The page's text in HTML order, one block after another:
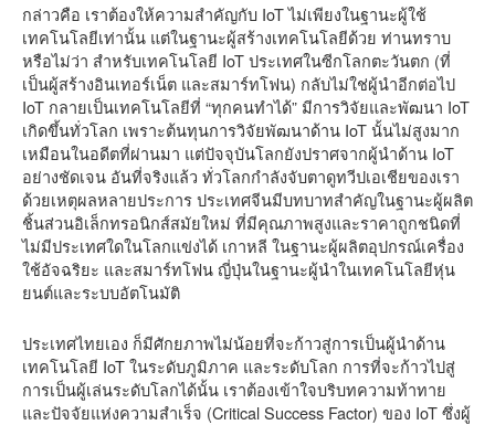
กล่าวคือ เราต้องให้ความสำคัญกับ IoT ไม่เพียงในฐานะผู้ใช้
เทคโนโลยีเท่านั้น แต่ในฐานะผู้สร้างเทคโนโลยีด้วย ท่านทราบ
หรือไม่ว่า สำหรับเทคโนโลยี IoT ประเทศในซีกโลกตะวันตก (ที่
เป็นผู้สร้างอินเทอร์เน็ต และสมาร์ทโฟน) กลับไม่ใช่ผู้นำอีกต่อไป
IoT กลายเป็นเทคโนโลยีที่ “ทุกคนทำได้” มีการวิจัยและพัฒนา IoT
เกิดขึ้นทั่วโลก เพราะต้นทุนการวิจัยพัฒนาด้าน IoT นั้นไม่สูงมาก
เหมือนในอดีตที่ผ่านมา แต่ปัจจุบันโลกยังปราศจากผู้นำด้าน IoT
อย่างชัดเจน อันที่จริงแล้ว ทั่วโลกกำลังจับตาดูทวีปเอเชียของเรา
ด้วยเหตุผลหลายประการ ประเทศจีนมีบทบาทสำคัญในฐานะผู้ผลิต
ชิ้นส่วนอิเล็กทรอนิกส์สมัยใหม่ ที่มีคุณภาพสูงและราคาถูกชนิดที่
ไม่มีประเทศใดในโลกแข่งได้ เกาหลี ในฐานะผู้ผลิตอุปกรณ์เครื่อง
ใช้อัจฉริยะ และสมาร์ทโฟน ญี่ปุ่นในฐานะผู้นำในเทคโนโลยีหุ่น
ยนต์และระบบอัตโนมัติ
ประเทศไทยเอง ก็มีศักยภาพไม่น้อยที่จะก้าวสู่การเป็นผู้นำด้าน
เทคโนโลยี IoT ในระดับภูมิภาค และระดับโลก การที่จะก้าวไปสู่
การเป็นผู้เล่นระดับโลกได้นั้น เราต้องเข้าใจบริบทความท้าทาย
และปัจจัยแห่งความสำเร็จ (Critical Success Factor) ของ IoT ซึ่งผู้